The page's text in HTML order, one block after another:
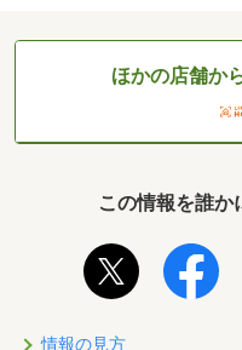
ほかの店舗か
この情報を誰か
情報の見方